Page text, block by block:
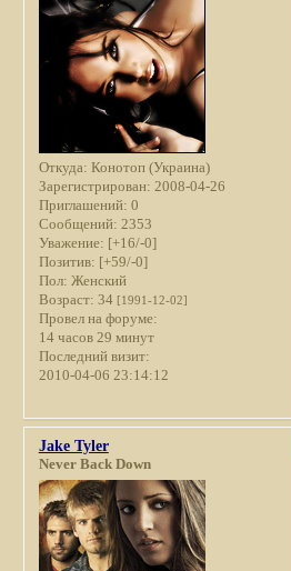
Откуда: Конотоп (Украина)
Зарегистрирован: 2008-04-26
Приглашений: 0
Сообщений: 2353
Уважение: [+16/-0]
Позитив: [+59/-0]
Пол: Женский
Возраст: 34 [1991-12-02]
Провел на форуме:
14 часов 29 минут
Последний визит:
2010-04-06 23:14:12
Jake Tyler
Never Back Down